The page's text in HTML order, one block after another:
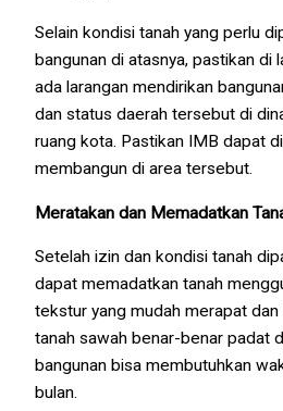
Selain kondisi tanah yang perlu
bangunan di atasnya, pastikan di
ada larangan mendirikan
dan status daerah tersebut di
ruang kota. Pastikan IMB dapat
membangun di area tersebut.
Meratakan dan Memadatkan
Setelah izin dan kondisi tanah
dapat memadatkan tanah
tekstur yang mudah merapat
tanah sawah benar-benar padat
bangunan bisa membutuhkan
bulan.